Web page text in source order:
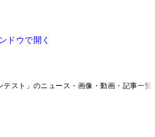
ドウで開く
テスト」のニュース・画像・動画・記事一覧